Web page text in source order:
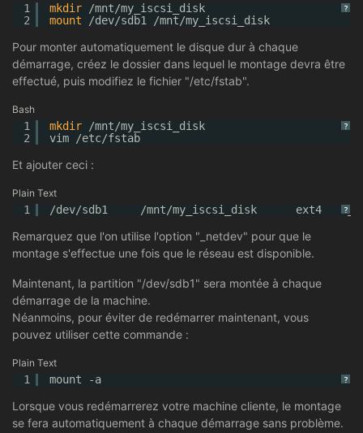
?
1
2
mkdir
/mnt/my_iscsi_disk
mount
/dev/sdb1 /mnt/my_iscsi_disk
Pour monter automatiquement le disque dur à chaque
démarrage, créez le dossier dans lequel le montage devra être
effectué, puis modifiez le fichier "/etc/fstab".
Bash
?
1
2
mkdir
/mnt/my_iscsi_disk
vim
/etc/fstab
Et ajouter ceci :
Plain Text
?
1 /dev/sdb1     /mnt/my_iscsi_disk      ext4
Remarquez que l'on utilise l'option "_netdev" pour que le
montage s'effectue une fois que le réseau est disponible.
Maintenant, la partition "/dev/sdb1" sera montée à chaque
démarrage de la machine.
Néanmoins, pour éviter de redémarrer maintenant, vous
pouvez utiliser cette commande :
Plain Text
?
1 mount -a
Lorsque vous redémarrerez votre machine cliente, le montage
se fera automatiquement à chaque démarrage sans problème.